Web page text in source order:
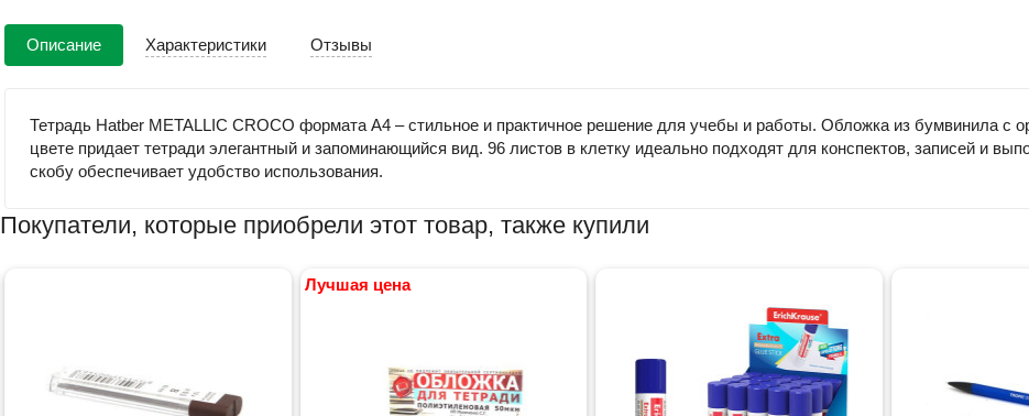
Описание Характеристики Отзывы
Тетрадь Hatber METALLIC CROCO формата А4 – стильное и практичное решение для учебы и работы. Обложка из бумвинила с
цвете придает тетради элегантный и запоминающийся вид. 96 листов в клетку идеально подходят для конспектов, записей и
скобу обеспечивает удобство использования.
Покупатели, которые приобрели этот товар, также купили
Лучшая цена